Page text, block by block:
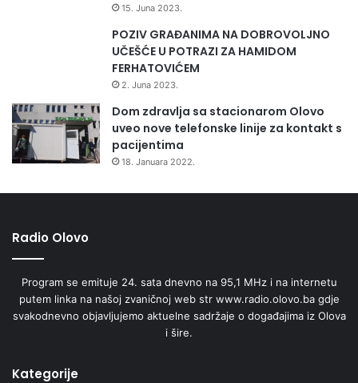
15. Juna 2023.
POZIV GRAĐANIMA NA DOBROVOLJNO
UČEŠĆE U POTRAZI ZA HAMIDOM
FERHATOVIĆEM
2. Juna 2023.
Dom zdravlja sa stacionarom Olovo
uveo nove telefonske linije za kontakt s
pacijentima
18. Januara 2022.
Radio Olovo
Program se emituje 24. sata dnevno na 95,1 MHz i na internetu
putem linka na našoj zvaničnoj web str www.radio.olovo.ba gdje
svakodnevno objavljujemo aktuelne sadržaje o događajima iz Olova
i šire.
Kategorije